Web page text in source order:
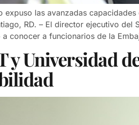
expuso las avanzadas
RD. – El director ejecutivo del
a conocer a funcionarios de la
y Universidad